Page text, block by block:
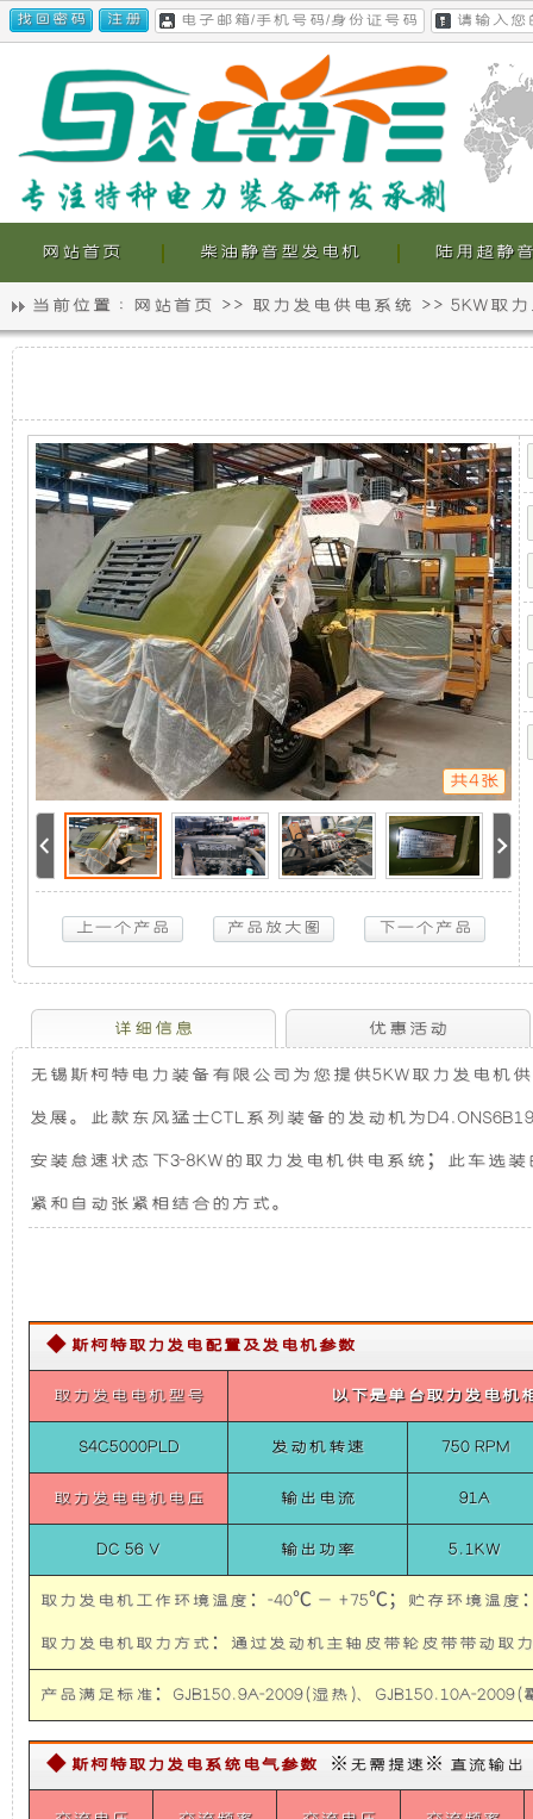
陆用超静
我
的
超
静
音
发
电
组
用
全
新
音
更
定，
柴油静音型发电机
静
发
电
机
是
相
对
于
放
式
发
机
而
在
其
增
网站首页
当前位置 : 网站首页 >> 取力发电供电系统 >> 5KW取
5KW
取
力
发
电
机
供
电
系
统-
猛
士
CTL
系
列
5KW
取
力
发
电
机
供
电
系
统-
猛
士
CTL
取
力
发
电
机
供
电
系
统-
猛
士
CTL
系
列
5KW
取
力
发
电
机
供
电
系
统-
猛
士
CTL
系
列
5KW
Belt
Power
System
For
共4张
详细信息 优惠活动
无锡斯柯特电力装备有限公司为您提供5KW取力发电机
发展。此款东风猛士CTL系列装备的发动机为
安装怠速状态下3-8KW的取力发电机供电系统；此车选
紧和自动张紧相结合的方式。
◆ 斯柯特取力发电配置及发电机参数
取力发电电机型号 以下是单台取力发电机
S4C5000PLD 发动机转速 750 RPM
取力发电电机电压 输出电流 91A
DC 56 V 输出功率 5.1KW
取力发电机工作环境温度：-40℃ — +75℃；贮存环境温
取力发电机取力方式：通过发动机主轴皮带轮皮带
产品满足标准：GJB150.9A-2009(湿热)、GJB150.10A-
◆ 斯柯特取力发电系统电气参数 ※无需提速※ 直流输出